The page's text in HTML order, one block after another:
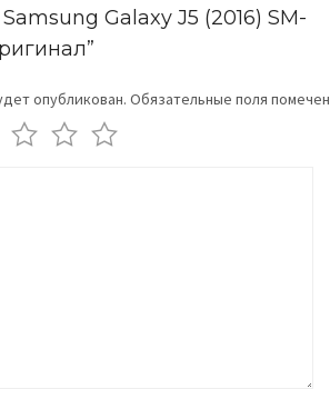
Galaxy J5 (2016) SM-
опубликован. Обязательные поля